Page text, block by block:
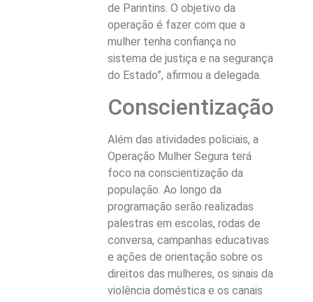
de Parintins. O objetivo da
operação é fazer com que a
mulher tenha confiança no
sistema de justiça e na segurança
do Estado”, afirmou a delegada.
Conscientização
Além das atividades policiais, a
Operação Mulher Segura terá
foco na conscientização da
população. Ao longo da
programação serão realizadas
palestras em escolas, rodas de
conversa, campanhas educativas
e ações de orientação sobre os
direitos das mulheres, os sinais da
violência doméstica e os canais